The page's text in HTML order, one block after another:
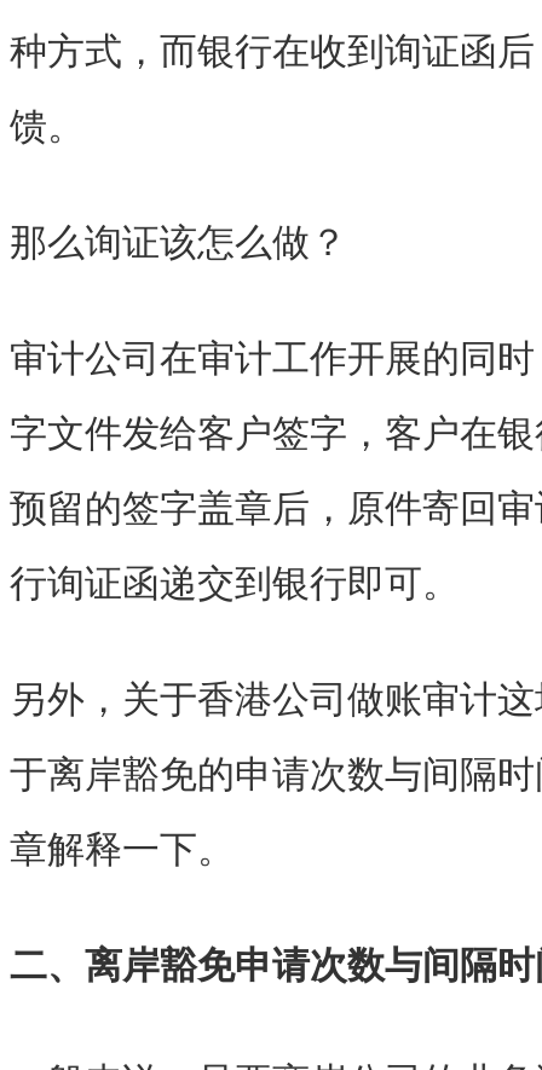
种方式，而银行在收到询证函
馈。
那么询证该怎么做？
审计公司在审计工作开展的同
字文件发给客户签字，客户在
预留的签字盖章后，原件寄回
行询证函递交到银行即可。
另外，关于香港公司做账审计
于离岸豁免的申请次数与间隔
章解释一下。
二、离岸豁免申请次数与间隔